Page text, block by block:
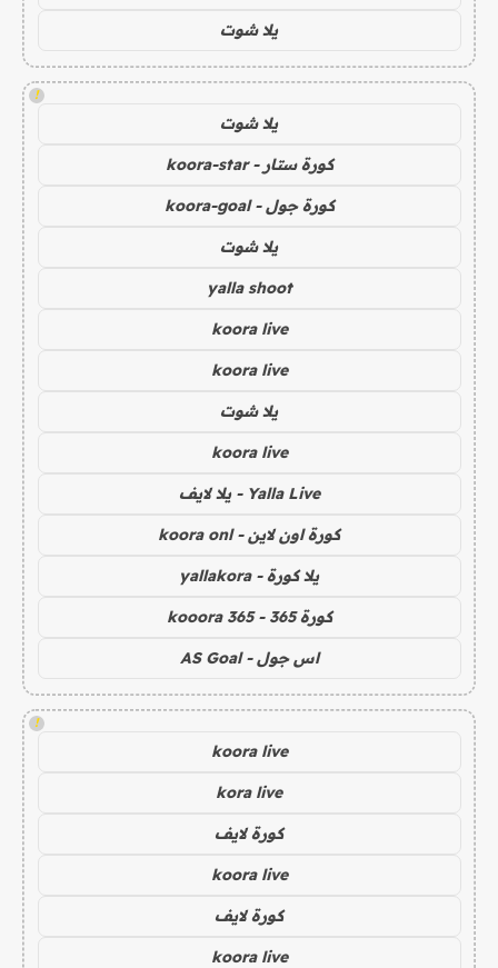
يلا شوت
!
يلا شوت
كورة ستار - koora-star
كورة جول - koora-goal
يلا شوت
yalla shoot
koora live
koora live
يلا شوت
koora live
Yalla Live - يلا لايف
كورة اون لاين - koora onl
يلا كورة - yallakora
كورة 365 - kooora 365
اس جول - AS Goal
!
koora live
kora live
كورة لايف
koora live
كورة لايف
koora live